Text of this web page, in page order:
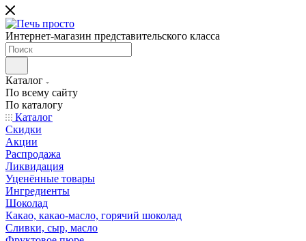
Интернет-магазин представительского класса
Каталог
По всему сайту
По каталогу
Каталог
Скидки
Акции
Распродажа
Ликвидация
Уценённые товары
Ингредиенты
Шоколад
Какао, какао-масло, горячий шоколад
Сливки, сыр, масло